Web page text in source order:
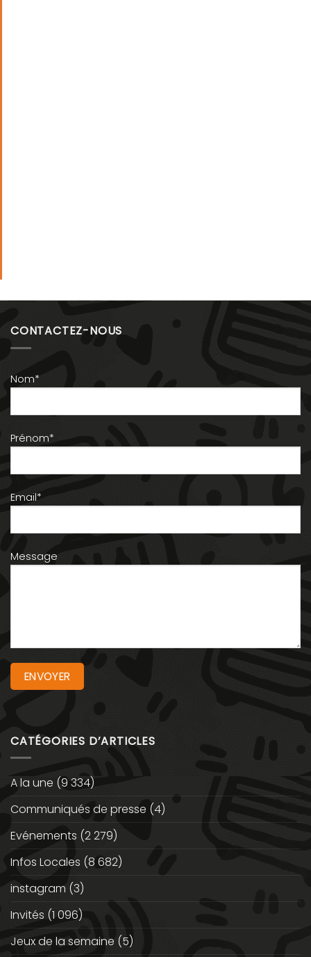
CONTACTEZ-NOUS
Nom*
Prénom*
Email*
Message
CATÉGORIES D’ARTICLES
A la une (9 334)
Communiqués de presse (4)
Evénements (2 279)
Infos Locales (8 682)
instagram (3)
Invités (1 096)
Jeux de la semaine (5)